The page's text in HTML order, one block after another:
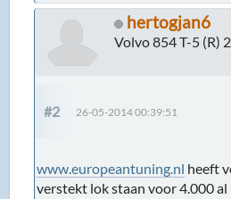
hertogjan6
Volvo 854 T-5
#2 26-05-2014 00:39:51
www.europeantuning.nl heeft
verstekt lok staan voor 4.000